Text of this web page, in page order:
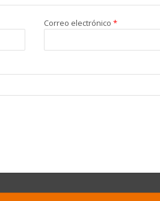
Correo electrónico *